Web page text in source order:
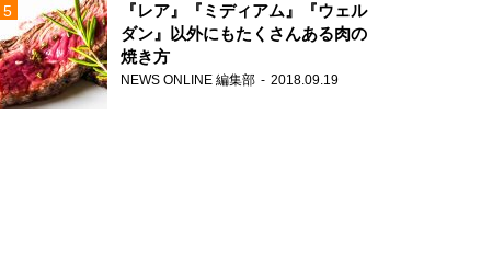
『レア』『ミディアム』『ウェル
ダン』以外にもたくさんある肉の
焼き方
NEWS ONLINE 編集部 2018.09.19